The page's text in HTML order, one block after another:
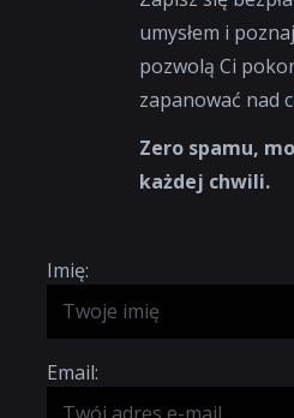
umysłem i
pozwolą Ci
zapanować nad
Zero spamu,
każdej chwili.
Imię:
Email: